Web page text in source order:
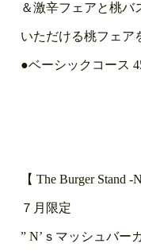
＆激辛フェアと桃バ
いただける桃フェア
●ベーシックコース
【 The Burger Stand -
７月限定
” N’ｓマッシュバー